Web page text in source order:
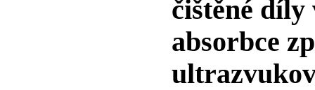
čištěné díly
absorbce